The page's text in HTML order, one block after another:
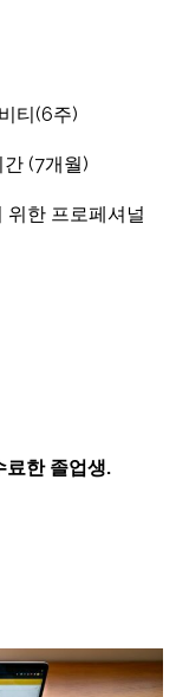
티(6주)
(7개월)
한 프로페셔널
료한 졸업생.